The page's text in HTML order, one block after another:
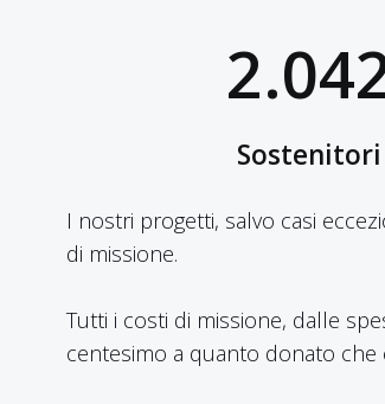
Sostenitori
I nostri progetti, salvo casi
di missione.
Tutti i costi di missione, dalle
centesimo a quanto donato che